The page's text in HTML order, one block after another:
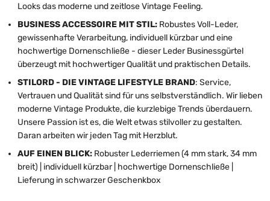
Looks das moderne und zeitlose Vintage Feeling.
BUSINESS ACCESSOIRE MIT STIL: Robustes Voll-Leder,
gewissenhafte Verarbeitung, individuell kürzbar und eine
hochwertige Dornenschließe - dieser Leder Businessgürtel
überzeugt mit hochwertiger Qualität und praktischen Details.
STILORD - DIE VINTAGE LIFESTYLE BRAND: Service,
Vertrauen und Qualität sind für uns selbstverständlich. Wir lieben
moderne Vintage Produkte, die kurzlebige Trends überdauern.
Unsere Passion ist es, die Welt etwas stilvoller zu gestalten.
Daran arbeiten wir jeden Tag mit Herzblut.
AUF EINEN BLICK: Robuster Lederriemen (4 mm stark, 34 mm
breit) | individuell kürzbar | hochwertige Dornenschließe |
Lieferung in schwarzer Geschenkbox